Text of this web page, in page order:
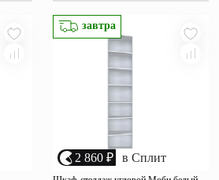
завтра
2 860 ₽ в Сплит